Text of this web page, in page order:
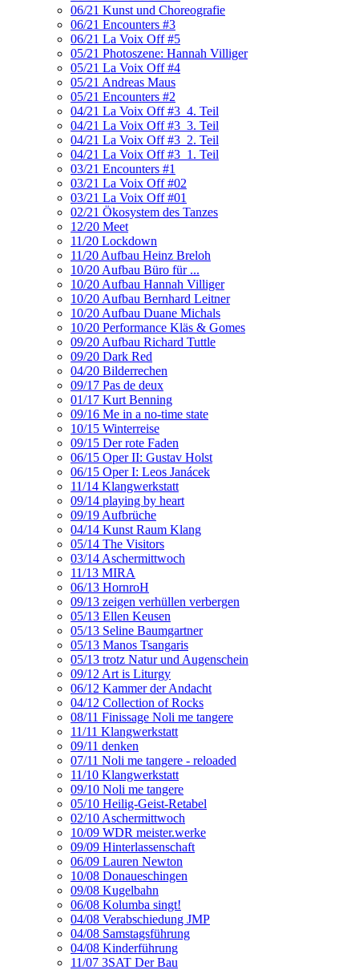
06/21 Kunst und Choreografie
06/21 Encounters #3
06/21 La Voix Off #5
05/21 Photoszene: Hannah Villiger
05/21 La Voix Off #4
05/21 Andreas Maus
05/21 Encounters #2
04/21 La Voix Off #3_4. Teil
04/21 La Voix Off #3_3. Teil
04/21 La Voix Off #3_2. Teil
04/21 La Voix Off #3_1. Teil
03/21 Encounters #1
03/21 La Voix Off #02
03/21 La Voix Off #01
02/21 Ökosystem des Tanzes
12/20 Meet
11/20 Lockdown
11/20 Aufbau Heinz Breloh
10/20 Aufbau Büro für ...
10/20 Aufbau Hannah Villiger
10/20 Aufbau Bernhard Leitner
10/20 Aufbau Duane Michals
10/20 Performance Kläs & Gomes
09/20 Aufbau Richard Tuttle
09/20 Dark Red
04/20 Bilderrechen
09/17 Pas de deux
01/17 Kurt Benning
09/16 Me in a no-time state
10/15 Winterreise
09/15 Der rote Faden
06/15 Oper II: Gustav Holst
06/15 Oper I: Leos Janácek
11/14 Klangwerkstatt
09/14 playing by heart
09/19 Aufbrüche
04/14 Kunst Raum Klang
05/14 The Visitors
03/14 Aschermittwoch
11/13 MIRA
06/13 HornroH
09/13 zeigen verhüllen verbergen
05/13 Ellen Keusen
05/13 Seline Baumgartner
05/13 Manos Tsangaris
05/13 trotz Natur und Augenschein
09/12 Art is Liturgy
06/12 Kammer der Andacht
04/12 Collection of Rocks
08/11 Finissage Noli me tangere
11/11 Klangwerkstatt
09/11 denken
07/11 Noli me tangere - reloaded
11/10 Klangwerkstatt
09/10 Noli me tangere
05/10 Heilig-Geist-Retabel
02/10 Aschermittwoch
10/09 WDR meister.werke
09/09 Hinterlassenschaft
06/09 Lauren Newton
10/08 Donaueschingen
09/08 Kugelbahn
06/08 Kolumba singt!
04/08 Verabschiedung JMP
04/08 Samstagsführung
04/08 Kinderführung
11/07 3SAT Der Bau